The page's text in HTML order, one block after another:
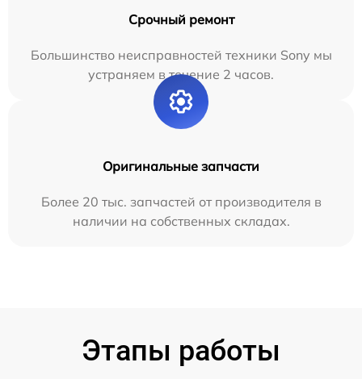
Срочный ремонт
Большинство неисправностей техники Sony мы
устраняем в течение 2 часов.
Оригинальные запчасти
Более 20 тыс. запчастей от производителя в
наличии на собственных складах.
Этапы работы